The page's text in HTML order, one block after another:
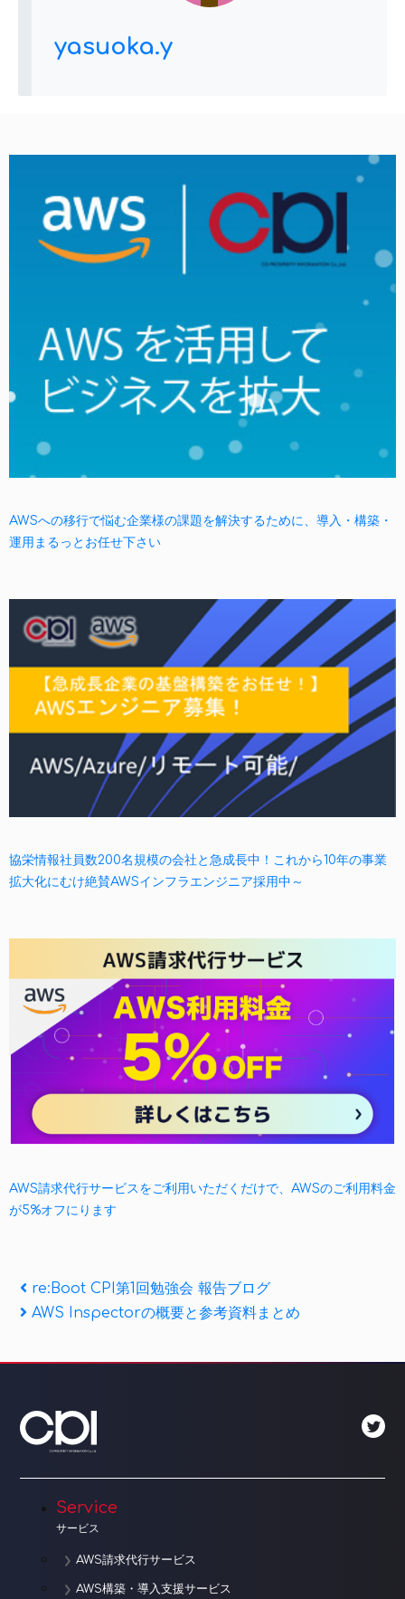
AWSへの移行で悩む企業様の課題を解決するために、導入・構築・
運用まるっとお任せ下さい
協栄情報社員数200名規模の会社と急成長中！これから10年の事業
拡大化にむけ絶賛AWSインフラエンジニア採用中～
AWS請求代行サービスをご利用いただくだけで、AWSのご利用料金
が5%オフにります
yasuoka.y
投
稿
ナ
ゲ
シ
ン
Previous
Post
re:Boot CPI第1回勉強会 報告ブログ
Next
AWS Inspectorの概要と参考資料まとめ
Service
サービス
AWS請求代行サービス
AWS構築・導入支援サービス